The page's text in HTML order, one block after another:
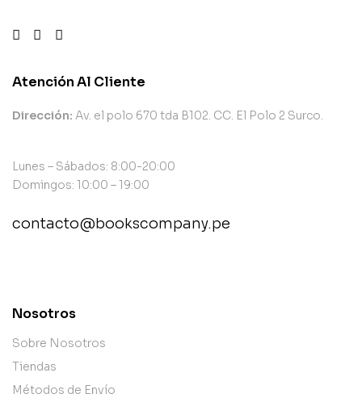
Atención Al Cliente
Dirección: Av. el polo 670 tda B102. CC. El Polo 2 Surco.
Lunes – Sábados: 8:00-20:00
Domingos: 10:00 – 19:00
contacto@bookscompany.pe
Nosotros
Sobre Nosotros
Tiendas
Métodos de Envío